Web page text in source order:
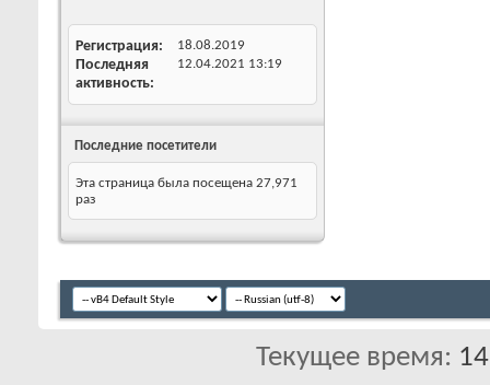
Регистрация 18.08.2019
Последняя
активность
12.04.2021 13:19
Последние посетители
Эта страница была посещена 27,971
раз
Текущее время: